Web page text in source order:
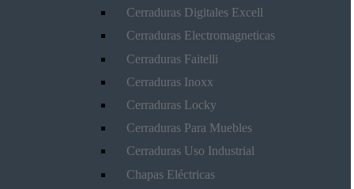
Cerraduras Digitales Excell
Cerraduras Electromagneticas
Cerraduras Faitelli
Cerraduras Inoxx
Cerraduras Locky
Cerraduras Para Muebles
Cerraduras Uso Industrial
Chapas Eléctricas